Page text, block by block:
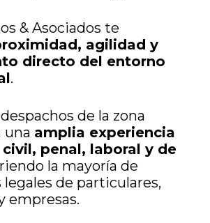
& Asociados te
agilidad y
directo del entorno
.
de la zona
una amplia experiencia
penal, laboral y de
la mayoría de
legales de particulares,
empresas.